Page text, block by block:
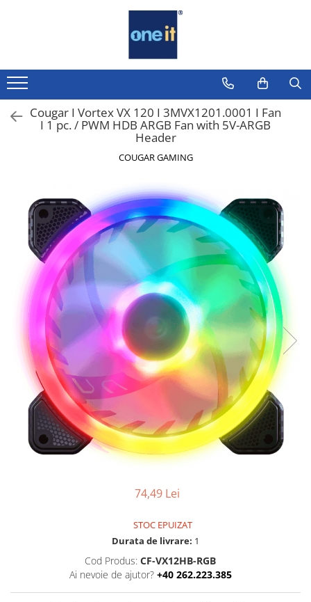
Laptop, Tablete & Telefoane
Laptop / Notebook
Notebook Consumer
Tablete & accesorii
Telefoane & accesorii
Smart Watch
Apple AirTag
Inele Smart
Ochelari Smart
Smartphone IPhone
Sisteme PC & Periferice
Sisteme Desktop & Monitoare
PC NUC
Gaming PC & Console
Microfoane & Casti Gaming
Periferice PC
Cougar I Vortex VX 120 I 3MVX1201.0001 I Fan
I 1 pc. / PWM HDB ARGB Fan with 5V-ARGB
Header
COUGAR GAMING
74,49 Lei
STOC EPUIZAT
Durata de livrare: 1
Cod Produs: CF-VX12HB-RGB
Ai nevoie de ajutor? +40 262.223.385